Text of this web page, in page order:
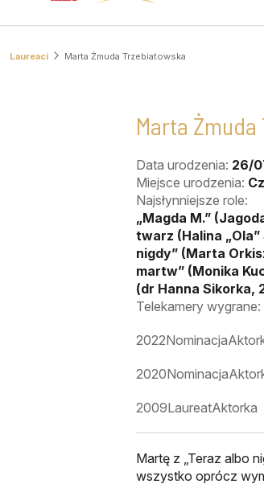
Laureaci Marta Żmuda Trzebiatowska
Marta
Data urodzenia: 26/
Miejsce urodzenia:
Najsłynniejsze role:
„Magda M.”
twarz (Halina „Ola”
nigdy” (Marta
martw” (Monika
(dr Hanna Sikorka,
Telekamery wygrane:
2022Nominacja
2020Nominacja
2009LaureatAktorka
Martę z „Teraz albo
wszystko oprócz